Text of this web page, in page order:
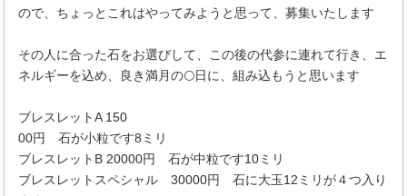
ので、ちょっとこれはやってみようと思って、募集いたします
その人に合った石をお選びして、この後の代参に連れて行き、エ
ネルギーを込め、良き満月の🌕日に、組み込もうと思います
ブレスレットA 150
00円 石が小粒です8ミリ
ブレスレットB 20000円 石が中粒です10ミリ
ブレスレットスペシャル 30000円 石に大玉12ミリが４つ入り